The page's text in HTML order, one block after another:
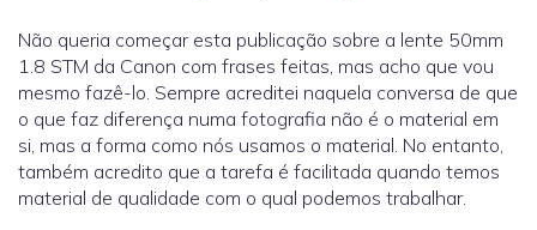
Não queria começar esta publicação sobre a lente 50mm
1.8 STM da Canon com frases feitas, mas acho que vou
mesmo fazê-lo. Sempre acreditei naquela conversa de que
o que faz diferença numa fotografia não é o material em
si, mas a forma como nós usamos o material. No entanto,
também acredito que a tarefa é facilitada quando temos
material de qualidade com o qual podemos trabalhar.